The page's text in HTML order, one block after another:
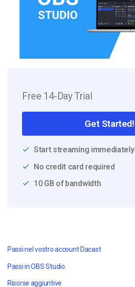
Free 14-Day Trial
Get Started!
Start streaming immediately
No credit card required
10 GB of bandwidth
Passi nel vostro account Dacast
Passi in OBS Studio
Risorse aggiuntive